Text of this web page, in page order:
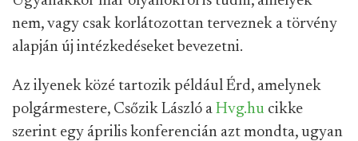
nem, vagy csak korlátozottan terveznek a törvény
alapján új intézkedéseket bevezetni.
Az ilyenek közé tartozik például Érd, amelynek
polgármestere, Csőzik László a Hvg.hu cikke
szerint egy április konferencián azt mondta, ugyan